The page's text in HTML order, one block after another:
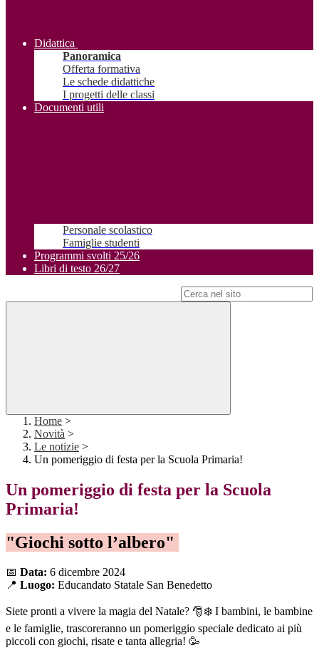
Didattica
Panoramica
Offerta formativa
Le schede didattiche
I progetti delle classi
Documenti utili
Personale scolastico
Famiglie studenti
Programmi svolti 25/26
Libri di testo 26/27
Home >
Novità >
Le notizie >
Un pomeriggio di festa per la Scuola Primaria!
Un pomeriggio di festa per la Scuola
Primaria!
"Giochi sotto l’albero"
📅 Data: 6 dicembre 2024
📍 Luogo: Educandato Statale San Benedetto
Siete pronti a vivere la magia del Natale? 🎅❄️ I bambini, le bambine
e le famiglie, trascoreranno un pomeriggio speciale dedicato ai più
piccoli con giochi, risate e tanta allegria! 🥳